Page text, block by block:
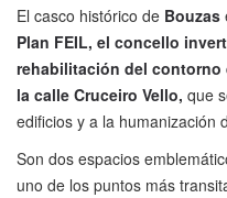
El casco histórico de Bouzas
Plan FEIL, el concello
rehabilitación del contorno
la calle Cruceiro Vello, que
edificios y a la humanización
Son dos espacios
uno de los puntos más